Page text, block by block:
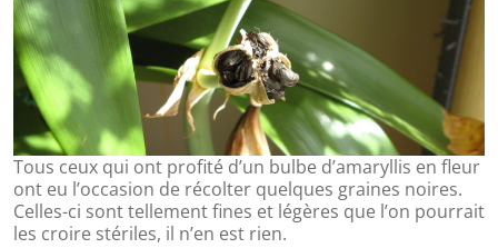
Tous ceux qui ont profité d’un bulbe d’amaryllis en fleur
ont eu l’occasion de récolter quelques graines noires.
Celles-ci sont tellement fines et légères que l’on pourrait
les croire stériles, il n’en est rien.